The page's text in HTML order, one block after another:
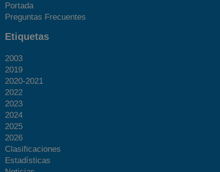
Portada
Preguntas Frecuentes
Etiquetas
2003
2019
2020-2021
2022
2023
2024
2025
2026
Clasificaciones
Estadísticas